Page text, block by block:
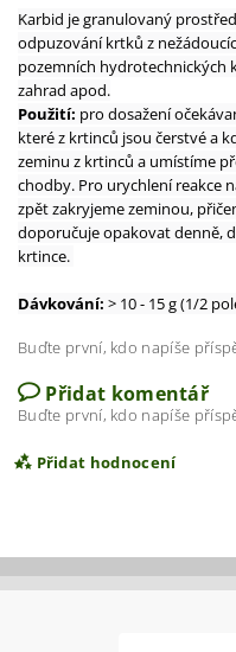
Karbid je granulovaný
odpuzování krtků z
pozemních hydrotechnických
zahrad apod.
Použití: pro dosažení
které z krtinců jsou čerstvé a
zeminu z krtinců a umístíme
chodby. Pro urychlení reakce
zpět zakryjeme zeminou,
doporučuje opakovat denně,
krtince.
Dávkování: > 10 - 15 g (1/2
Buďte první, kdo napíše
Přidat komentář
Buďte první, kdo napíše
Přidat hodnocení